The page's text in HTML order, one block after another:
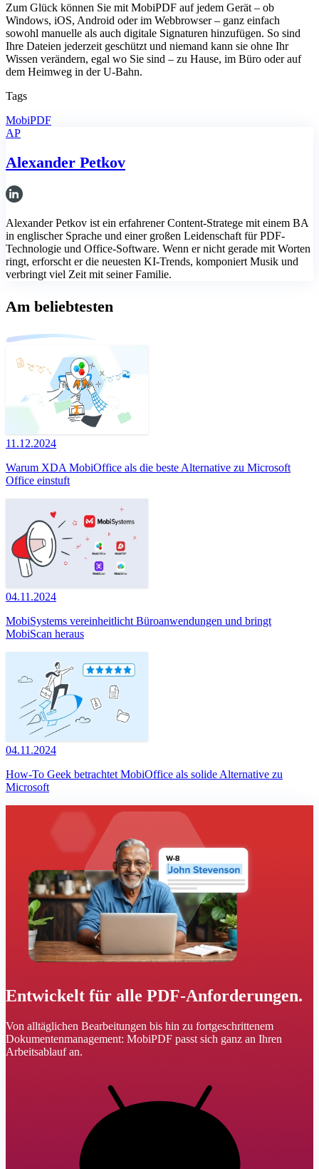
Zum Glück können Sie mit MobiPDF auf jedem Gerät – ob
Windows, iOS, Android oder im Webbrowser – ganz einfach
sowohl manuelle als auch digitale Signaturen hinzufügen. So sind
Ihre Dateien jederzeit geschützt und niemand kann sie ohne Ihr
Wissen verändern, egal wo Sie sind – zu Hause, im Büro oder auf
dem Heimweg in der U-Bahn.
Tags
MobiPDF
AP
Alexander Petkov
Alexander Petkov ist ein erfahrener Content-Stratege mit einem BA
in englischer Sprache und einer großen Leidenschaft für PDF-
Technologie und Office-Software. Wenn er nicht gerade mit Worten
ringt, erforscht er die neuesten KI-Trends, komponiert Musik und
verbringt viel Zeit mit seiner Familie.
Am beliebtesten
11.12.2024
Warum XDA MobiOffice als die beste Alternative zu Microsoft
Office einstuft
04.11.2024
MobiSystems vereinheitlicht Büroanwendungen und bringt
MobiScan heraus
04.11.2024
How-To Geek betrachtet MobiOffice als solide Alternative zu
Microsoft
Entwickelt für alle PDF-Anforderungen.
Von alltäglichen Bearbeitungen bis hin zu fortgeschrittenem
Dokumentenmanagement: MobiPDF passt sich ganz an Ihren
Arbeitsablauf an.